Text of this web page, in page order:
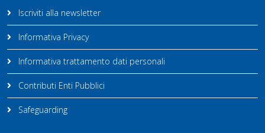
Iscriviti alla newsletter
Informativa Privacy
Informativa trattamento dati personali
Contributi Enti Pubblici
Safeguarding